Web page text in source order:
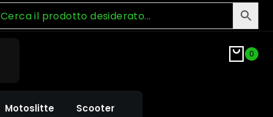
0
Motoslitte Scooter